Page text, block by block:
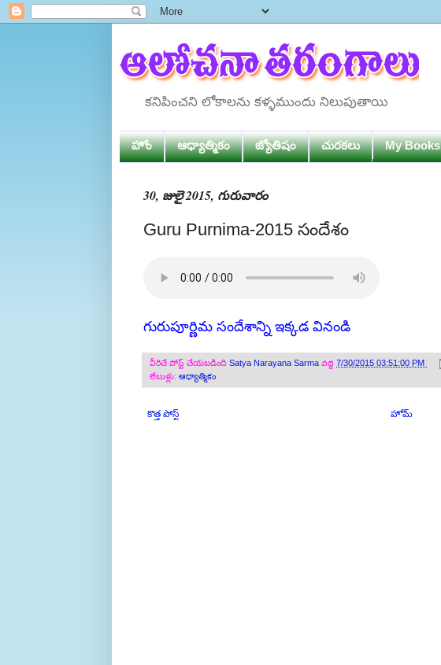
కనిపించని లోకాలను కళ్ళముందు నిలుపుతాయి
హోం ఆధ్యాత్మికం జ్యోతిషం చురకలు My Books
30, జులై 2015, గురువారం
Guru Purnima-2015 సందేశం
గురుపూర్ణిమ సందేశాన్ని ఇక్కడ వినండి
వీరిచే పోస్ట్ చేయబడింది Satya Narayana Sarma వద్ద 7/30/2015 03:51:00 PM
లేబుళ్లు: ఆధ్యాత్మికం
కొత్త పోస్ట్ హోమ్